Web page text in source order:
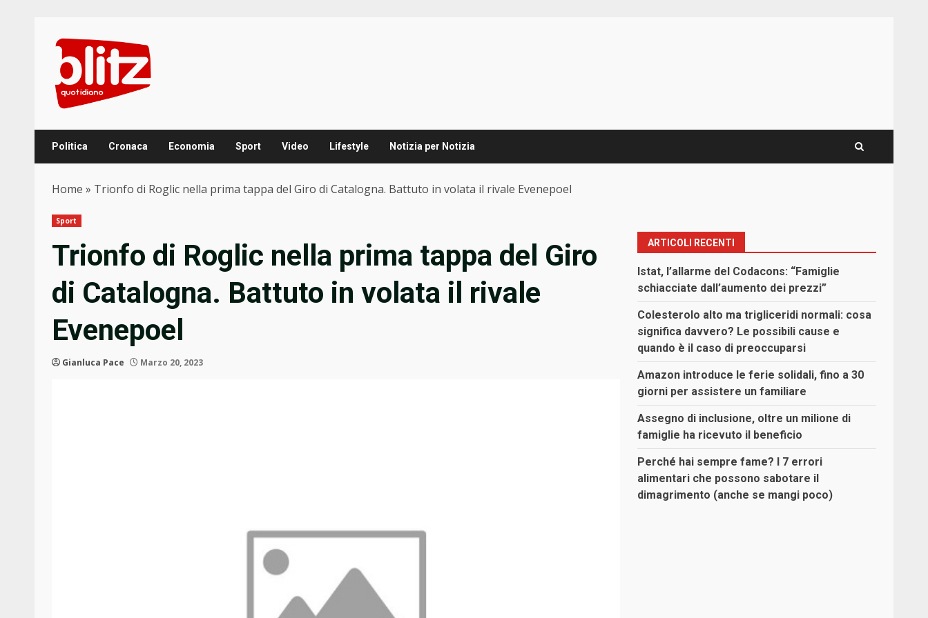
content
Politica Cronaca Economia Sport Video Lifestyle Notizia per Notizia
Home » Trionfo di Roglic nella prima tappa del Giro di Catalogna. Battuto in volata il rivale Evenepoel
Sport
Trionfo di Roglic nella prima tappa del Giro
di Catalogna. Battuto in volata il rivale
Evenepoel
Gianluca Pace Marzo 20, 2023
ARTICOLI RECENTI
Istat, l’allarme del Codacons: “Famiglie
schiacciate dall’aumento dei prezzi”
Colesterolo alto ma trigliceridi normali: cosa
significa davvero? Le possibili cause e
quando è il caso di preoccuparsi
Amazon introduce le ferie solidali, fino a 30
giorni per assistere un familiare
Assegno di inclusione, oltre un milione di
famiglie ha ricevuto il beneficio
Perché hai sempre fame? I 7 errori
alimentari che possono sabotare il
dimagrimento (anche se mangi poco)